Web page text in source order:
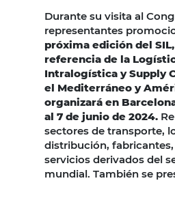
Durante su visita al
representantes
próxima edición del
referencia de la
Intralogística y Supply
el Mediterráneo y
organizará en
al 7 de junio de 2024.
sectores de transporte,
distribución,
servicios derivados del
mundial. También se